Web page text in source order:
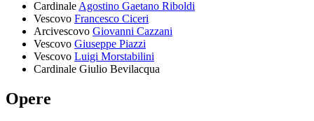
Cardinale Agostino Gaetano Riboldi
Vescovo Francesco Ciceri
Arcivescovo Giovanni Cazzani
Vescovo Giuseppe Piazzi
Vescovo Luigi Morstabilini
Cardinale Giulio Bevilacqua
Opere